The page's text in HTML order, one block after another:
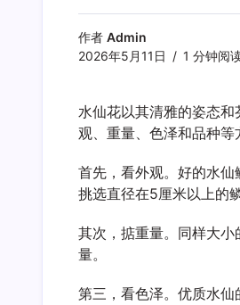
作者 Admin
2026年5月11日
1 分钟阅
水仙花以其清雅的姿态
观、重量、色泽和品种等
首先，看外观。好的水
挑选直径在5厘米以上的
其次，掂重量。同样大
量。
第三，看色泽。优质水